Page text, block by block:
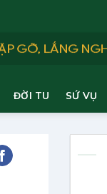
ĐỜI TU SỨ VỤ